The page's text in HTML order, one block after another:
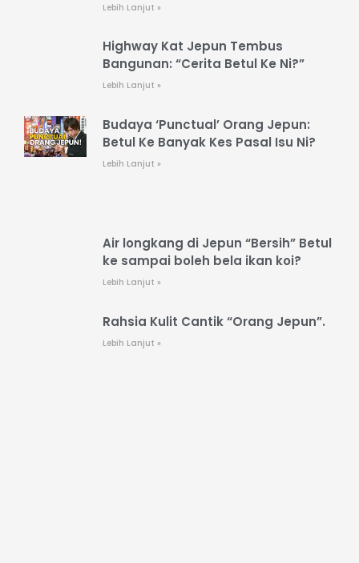
Lebih Lanjut »
Highway Kat Jepun Tembus
Bangunan: “Cerita Betul Ke Ni?”
Lebih Lanjut »
Budaya ‘Punctual’ Orang Jepun:
Betul Ke Banyak Kes Pasal Isu Ni?
Lebih Lanjut »
Air longkang di Jepun “Bersih” Betul
ke sampai boleh bela ikan koi?
Lebih Lanjut »
Rahsia Kulit Cantik “Orang Jepun”.
Lebih Lanjut »